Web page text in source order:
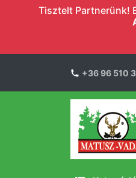
Tisztelt Partnerünk!
+36 96 510